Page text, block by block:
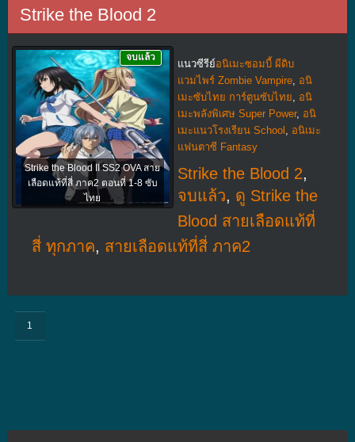
Strike the Blood 2
Strike the Blood II SS2 OVA สาย
เลือดแท้ที่สี่ ภาค2 ตอนที่ 1-8 ซับ
ไทย
จบแล้ว
แนวซีรีย์อนิเมะซอมบี้ ผีดิบ
แวมไพร์ Zombie Vampire, อนิ
เมะซับไทย การ์ตูนซับไทย
อนิ
เมะพลังพิเศษ Super Power, อนิ
เมะแนวโรงเรียน School
อนิเมะ
แฟนตาซี Fantasy
Strike the Blood 2,
จบแล้ว, ดู Strike the
Blood สายเลือดแท้ที่
สี่ ทุกภาค, สายเลือดแท้ที่สี่ ภาค2
1